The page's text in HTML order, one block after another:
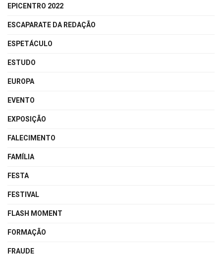
EPICENTRO 2022
ESCAPARATE DA REDAÇÃO
ESPETÁCULO
ESTUDO
EUROPA
EVENTO
EXPOSIÇÃO
FALECIMENTO
FAMÍLIA
FESTA
FESTIVAL
FLASH MOMENT
FORMAÇÃO
FRAUDE